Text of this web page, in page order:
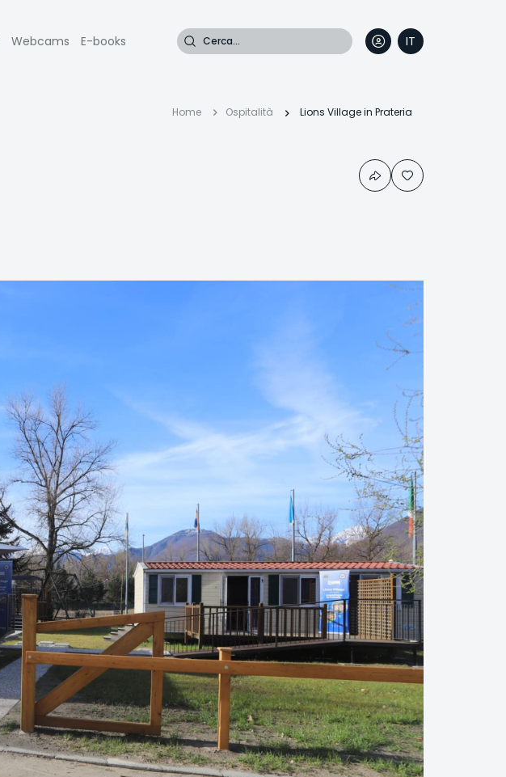
Webcams E-books Cerca
IT
EN
FR
DE
Briciole
Home Ospitalità Lions Village in Prateria